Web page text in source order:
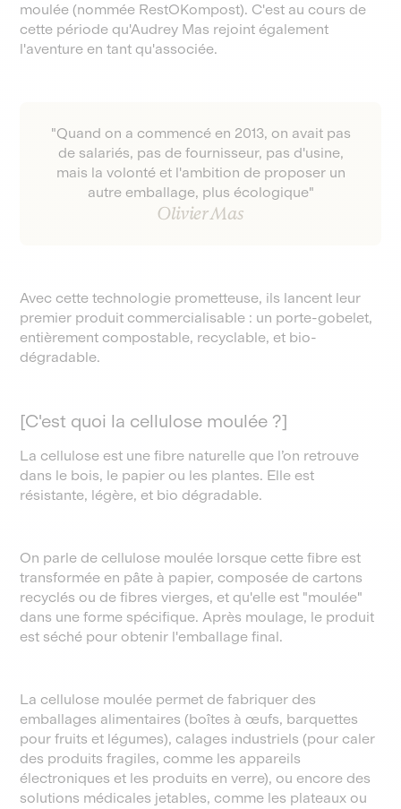
moulée (nommée RestOKompost). C'est au cours de
cette période qu'Audrey Mas rejoint également
l'aventure en tant qu'associée.
"Quand on a commencé en 2013, on avait pas
de salariés, pas de fournisseur, pas d'usine,
mais la volonté et l'ambition de proposer un
autre emballage, plus écologique"
Olivier Mas
Avec cette technologie prometteuse, ils lancent leur
premier produit commercialisable : un porte-gobelet,
entièrement compostable, recyclable, et bio-
dégradable.
[C'est quoi la cellulose moulée ?]
La cellulose est une fibre naturelle que l’on retrouve
dans le bois, le papier ou les plantes. Elle est
résistante, légère, et bio dégradable.
On parle de cellulose moulée lorsque cette fibre est
transformée en pâte à papier, composée de cartons
recyclés ou de fibres vierges, et qu'elle est "moulée"
dans une forme spécifique. Après moulage, le produit
est séché pour obtenir l'emballage final.
La cellulose moulée permet de fabriquer des
emballages alimentaires (boîtes à œufs, barquettes
pour fruits et légumes), calages industriels (pour caler
des produits fragiles, comme les appareils
électroniques et les produits en verre), ou encore des
solutions médicales jetables, comme les plateaux ou